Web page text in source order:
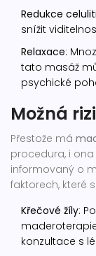
Redukce
snížit
Relaxace:
tato masáž
psychické
Možná
Přestože má
procedura, i ona
informovaný o
faktorech, které
Křečové žíly:
konzultace s